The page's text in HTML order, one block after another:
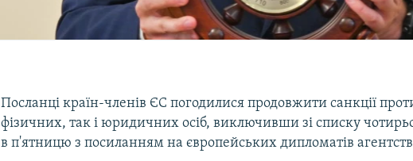
Посланці країн-членів ЄС погодилися продовжити санкції
фізичних, так і юридичних осіб, виключивши зі списку
в п'ятницю з посиланням на європейських дипломатів